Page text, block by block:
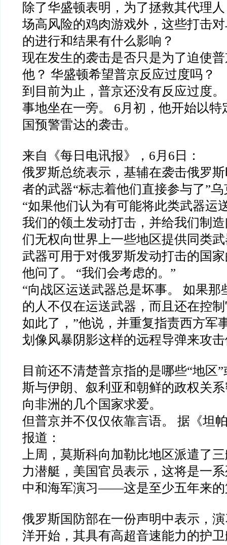
除了华盛顿表明，为了拯救其代理
场高风险的鸡肉游戏外，这些打击
的进行和结果有什么影响？
现在发生的袭击是否只是为了迫使
他？ 华盛顿希望普京反应过度吗？
到目前为止，普京还没有反应过度
事地坐在一旁。 6月初，他开始以特
国预警雷达的袭击。
来自《每日电讯报》，6月6日：
俄罗斯总统表示，基辅在袭击俄罗
者的武器“标志着他们直接参与了”
“如果他们认为有可能将此类武器运
我们的领土发动打击，并给我们制
们无权向世界上一些地区提供同类
武器可用于对俄罗斯发动打击的国
他问了。 “我们会考虑的。”
“向战区运送武器总是坏事。 如果那
的人不仅在运送武器，而且还在控
如此了，”他说，并重复指责西方军
划像风暴阴影这样的远程导弹来攻
目前还不清楚普京指的是哪些“地区
斯与伊朗、叙利亚和朝鲜的政权关
向非洲的几个国家求爱。
但普京并不仅仅依靠言语。 据《坦
报道：
上周，莫斯科向加勒比地区派遣了
力潜艇，美国官员表示，这将是一
中和海军演习——这是至少五年来的
俄罗斯国防部在一份声明中表示，
洋开始，其具有高超音速能力的护